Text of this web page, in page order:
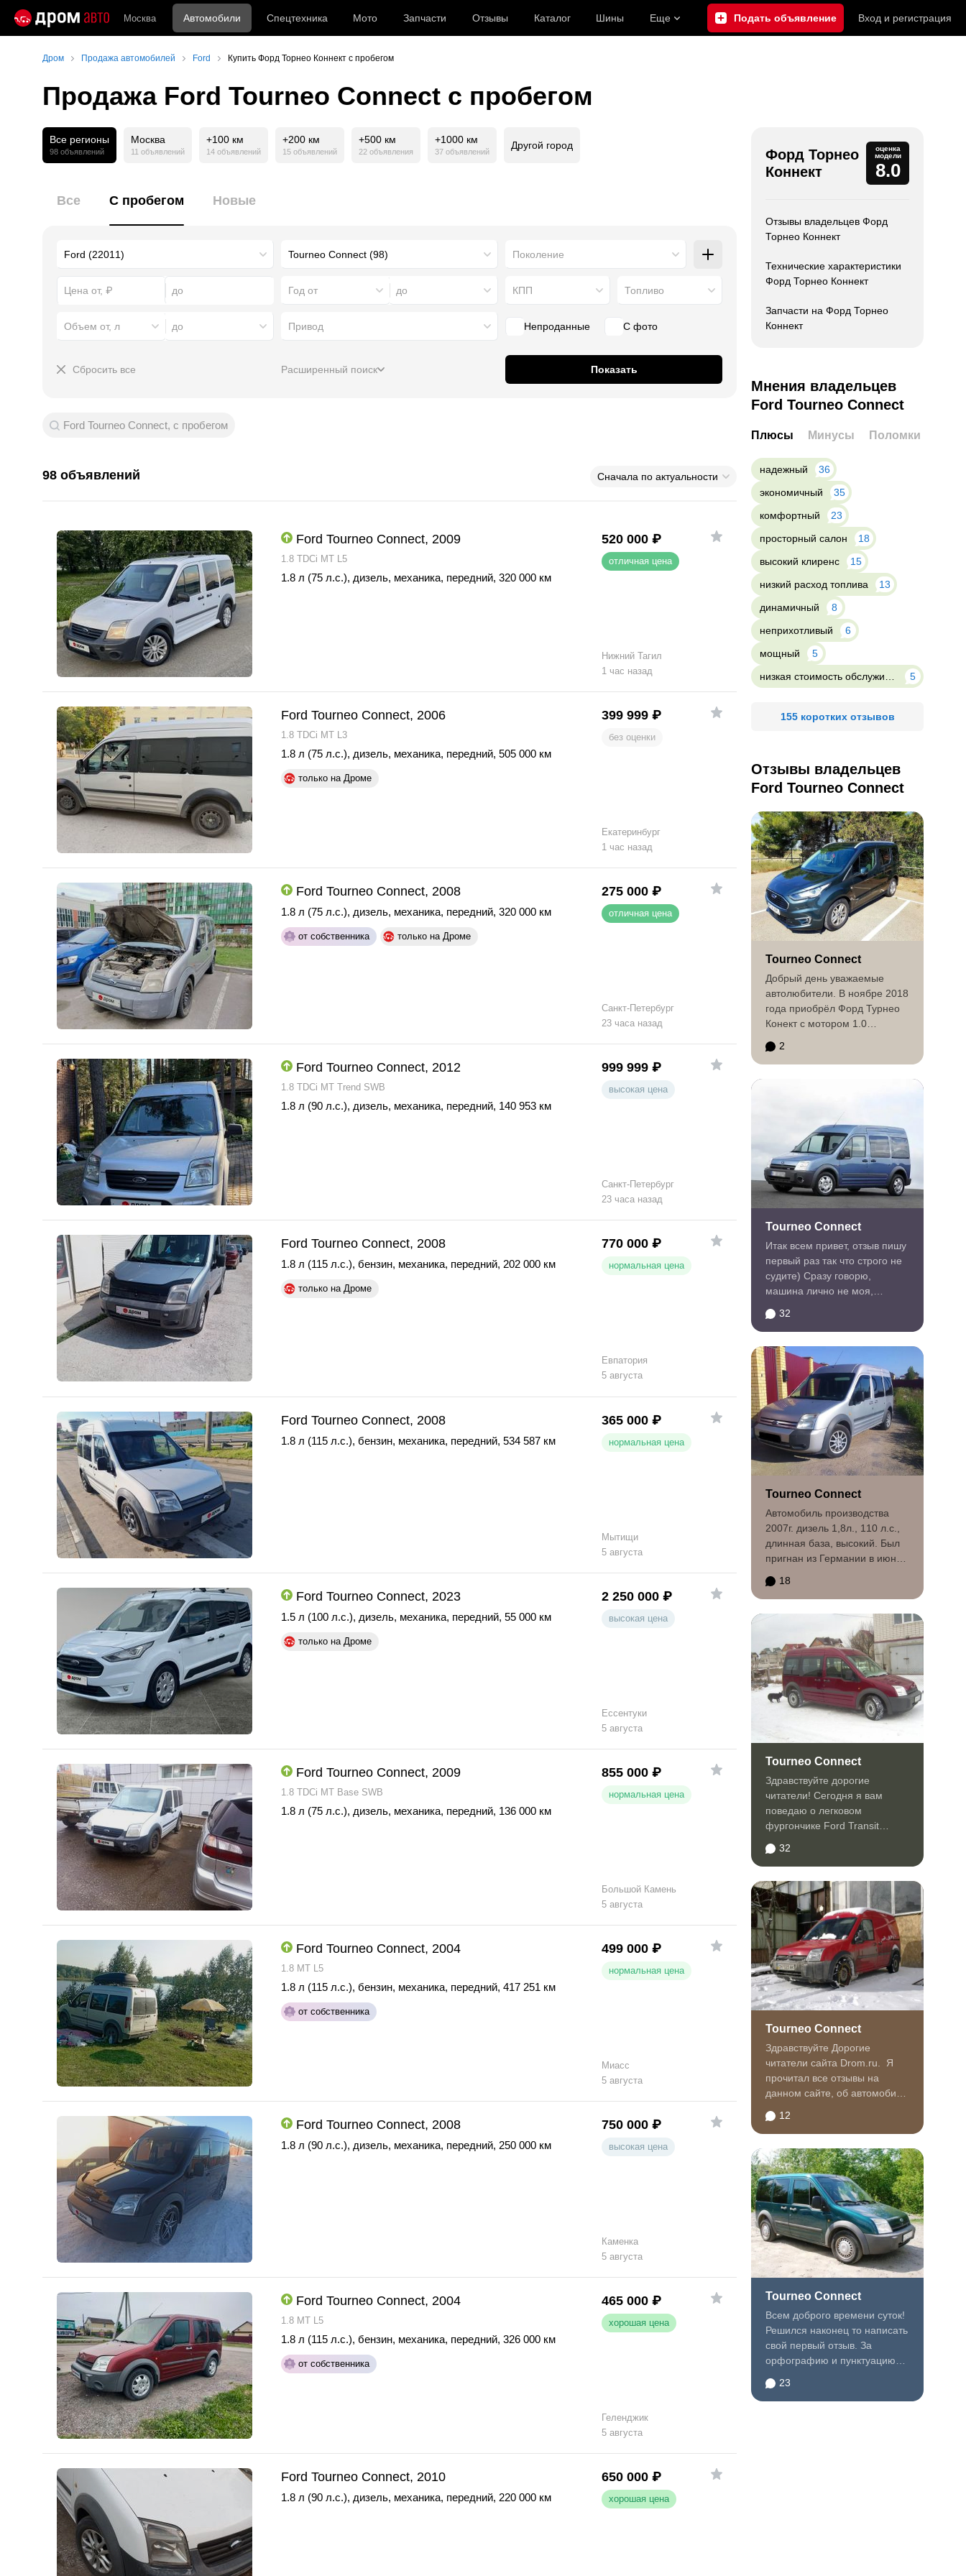
Москва Автомобили Спецтехника Мото Запчасти Отзывы Каталог Шины Еще Подать объявление Вход и регистрация
Дром Продажа автомобилей Ford Купить Форд Торнео Коннект с пробегом
Продажа Ford Tourneo Connect с пробегом
Все регионы
98 объявлений
Москва
11 объявлений
+100 км
14 объявлений
+200 км
15 объявлений
+500 км
22 объявления
+1000 км
37 объявлений
Другой город
Все С пробегом Новые
Поколение
Год от до КПП Топливо
Объем от, л до Привод Непроданные С фото
Сбросить все Расширенный поиск Показать
Ford Tourneo Connect, с пробегом
98 объявлений Сначала по актуальности
Ford Tourneo Connect, 2009
1.8 TDCi MT L5
1.8 л (75 л.с.), дизель, механика, передний, 320 000 км
520 000 ₽
отличная цена
Нижний Тагил
1 час назад
Ford Tourneo Connect, 2006
1.8 TDCi MT L3
1.8 л (75 л.с.), дизель, механика, передний, 505 000 км
только на Дроме
399 999 ₽
без оценки
Екатеринбург
1 час назад
Ford Tourneo Connect, 2008
1.8 л (75 л.с.), дизель, механика, передний, 320 000 км
от собственника только на Дроме
275 000 ₽
отличная цена
Санкт-Петербург
23 часа назад
Ford Tourneo Connect, 2012
1.8 TDCi MT Trend SWB
1.8 л (90 л.с.), дизель, механика, передний, 140 953 км
999 999 ₽
высокая цена
Санкт-Петербург
23 часа назад
Ford Tourneo Connect, 2008
1.8 л (115 л.с.), бензин, механика, передний, 202 000 км
только на Дроме
770 000 ₽
нормальная цена
Евпатория
5 августа
Ford Tourneo Connect, 2008
1.8 л (115 л.с.), бензин, механика, передний, 534 587 км
365 000 ₽
нормальная цена
Мытищи
5 августа
Ford Tourneo Connect, 2023
1.5 л (100 л.с.), дизель, механика, передний, 55 000 км
только на Дроме
2 250 000 ₽
высокая цена
Ессентуки
5 августа
Ford Tourneo Connect, 2009
1.8 TDCi MT Base SWB
1.8 л (75 л.с.), дизель, механика, передний, 136 000 км
855 000 ₽
нормальная цена
Большой Камень
5 августа
Ford Tourneo Connect, 2004
1.8 MT L5
1.8 л (115 л.с.), бензин, механика, передний, 417 251 км
от собственника
499 000 ₽
нормальная цена
Миасс
5 августа
Ford Tourneo Connect, 2008
1.8 л (90 л.с.), дизель, механика, передний, 250 000 км
750 000 ₽
высокая цена
Каменка
5 августа
Ford Tourneo Connect, 2004
1.8 MT L5
1.8 л (115 л.с.), бензин, механика, передний, 326 000 км
от собственника
465 000 ₽
хорошая цена
Геленджик
5 августа
Ford Tourneo Connect, 2010
1.8 л (90 л.с.), дизель, механика, передний, 220 000 км
650 000 ₽
хорошая цена
Форд Торнео
Коннект
оценка
модели
8.0
Отзывы владельцев Форд
Торнео Коннект
Технические характеристики
Форд Торнео Коннект
Запчасти на Форд Торнео
Коннект
Мнения владельцев
Ford Tourneo Connect
Плюсы Минусы Поломки
надежный
36
экономичный
35
комфортный
23
просторный салон
18
высокий клиренс
15
низкий расход топлива
13
динамичный
8
неприхотливый
6
мощный
5
5
155 коротких отзывов
Отзывы владельцев
Ford Tourneo Connect
Tourneo Connect
Добрый день уважаемые
автолюбители. В ноябре 2018
года приобрёл Форд Турнео
Конект с мотором 1.0
2
Tourneo Connect
Итак всем привет, отзыв пишу
первый раз так что строго не
судите) Сразу говорю,
машина лично не моя,
32
Tourneo Connect
Автомобиль производства
2007г. дизель 1,8л., 110 л.с.,
длинная база, высокий. Был
пригнан из Германии в июне
18
Tourneo Connect
Здравствуйте дорогие
читатели! Сегодня я вам
поведаю о легковом
фургончике Ford Transit
не мое а...
32
Tourneo Connect
Здравствуйте Дорогие
читатели сайта Drom.ru. Я
прочитал все отзывы на
данном сайте, об автомобиле
12
Tourneo Connect
Всем доброго времени суток!
Решился наконец то написать
свой первый отзыв. За
орфографию и пунктуацию
23